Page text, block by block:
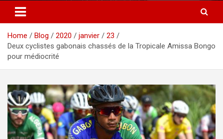
Home Blog 2020 janvier
23
Deux cyclistes gabonais chassés de la Tropicale Amissa Bongo
pour médiocrité